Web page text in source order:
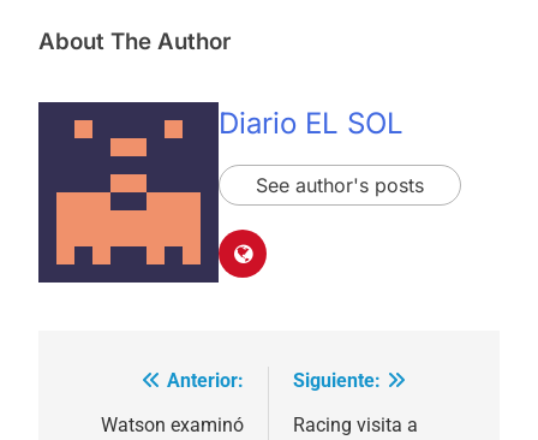
About The Author
Diario EL SOL
See author's posts
Navegación
Anterior:
Watson examinó
Siguiente:
Racing visita a